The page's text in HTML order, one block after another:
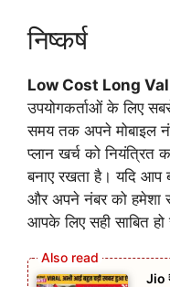
निष्कर्ष
Low Cost Long
उपयोगकर्ताओं के लिए
समय तक अपने मोबाइल
प्लान खर्च को
बनाए रखता है। यदि आप
और अपने नंबर को हमेशा
आपके लिए सही साबित
Jio